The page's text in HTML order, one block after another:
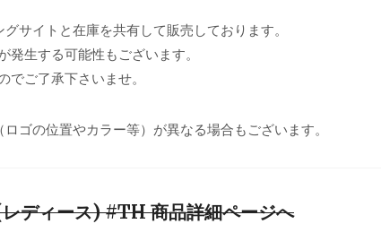
サイトと在庫を共有して販売しております。
生する可能性もございます。
ご了承下さいませ。
ゴの位置やカラー等）が異なる場合もございます。
ディース) #TH 商品詳細ページへ